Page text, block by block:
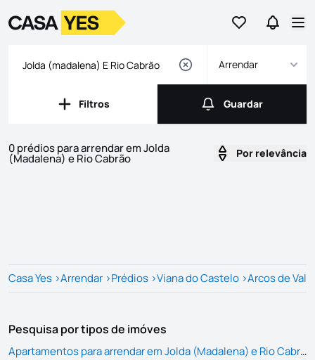
Ir para osIr para
LogoIr para a homepage
Arrendar
Filtros
Filtros Guardar
Guardar
0 prédios para arrendar em Jolda
(Madalena) e Rio Cabrão Por relevância
Casa Yes >Arrendar >Prédios >Viana do Castelo >Arcos de
Pesquisa por tipos de imóves
Apartamentos para arrendar em Jolda (Madalena) e Rio Cabrão